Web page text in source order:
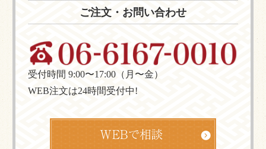
ご注文・お問い合わせ
受付時間 9:00〜17:00（月〜金）
WEB注文は24時間受付中!